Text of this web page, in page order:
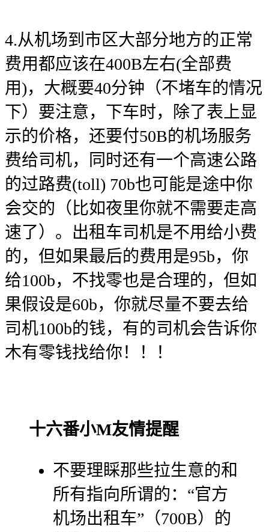
4.从机场到市区大部分地方的正常
费用都应该在400B左右(全部费
用)，大概要40分钟（不堵车的情况
下）要注意，下车时，除了表上显
示的价格，还要付50B的机场服务
费给司机，同时还有一个高速公路
的过路费(toll) 70b也可能是途中你
会交的（比如夜里你就不需要走高
速了）。出租车司机是不用给小费
的，但如果最后的费用是95b，你
给100b，不找零也是合理的，但如
果假设是60b，你就尽量不要去给
司机100b的钱，有的司机会告诉你
木有零钱找给你！！！
十六番小M友情提醒
不要理睬那些拉生意的和
所有指向所谓的：“官方
机场出租车”（700B）的